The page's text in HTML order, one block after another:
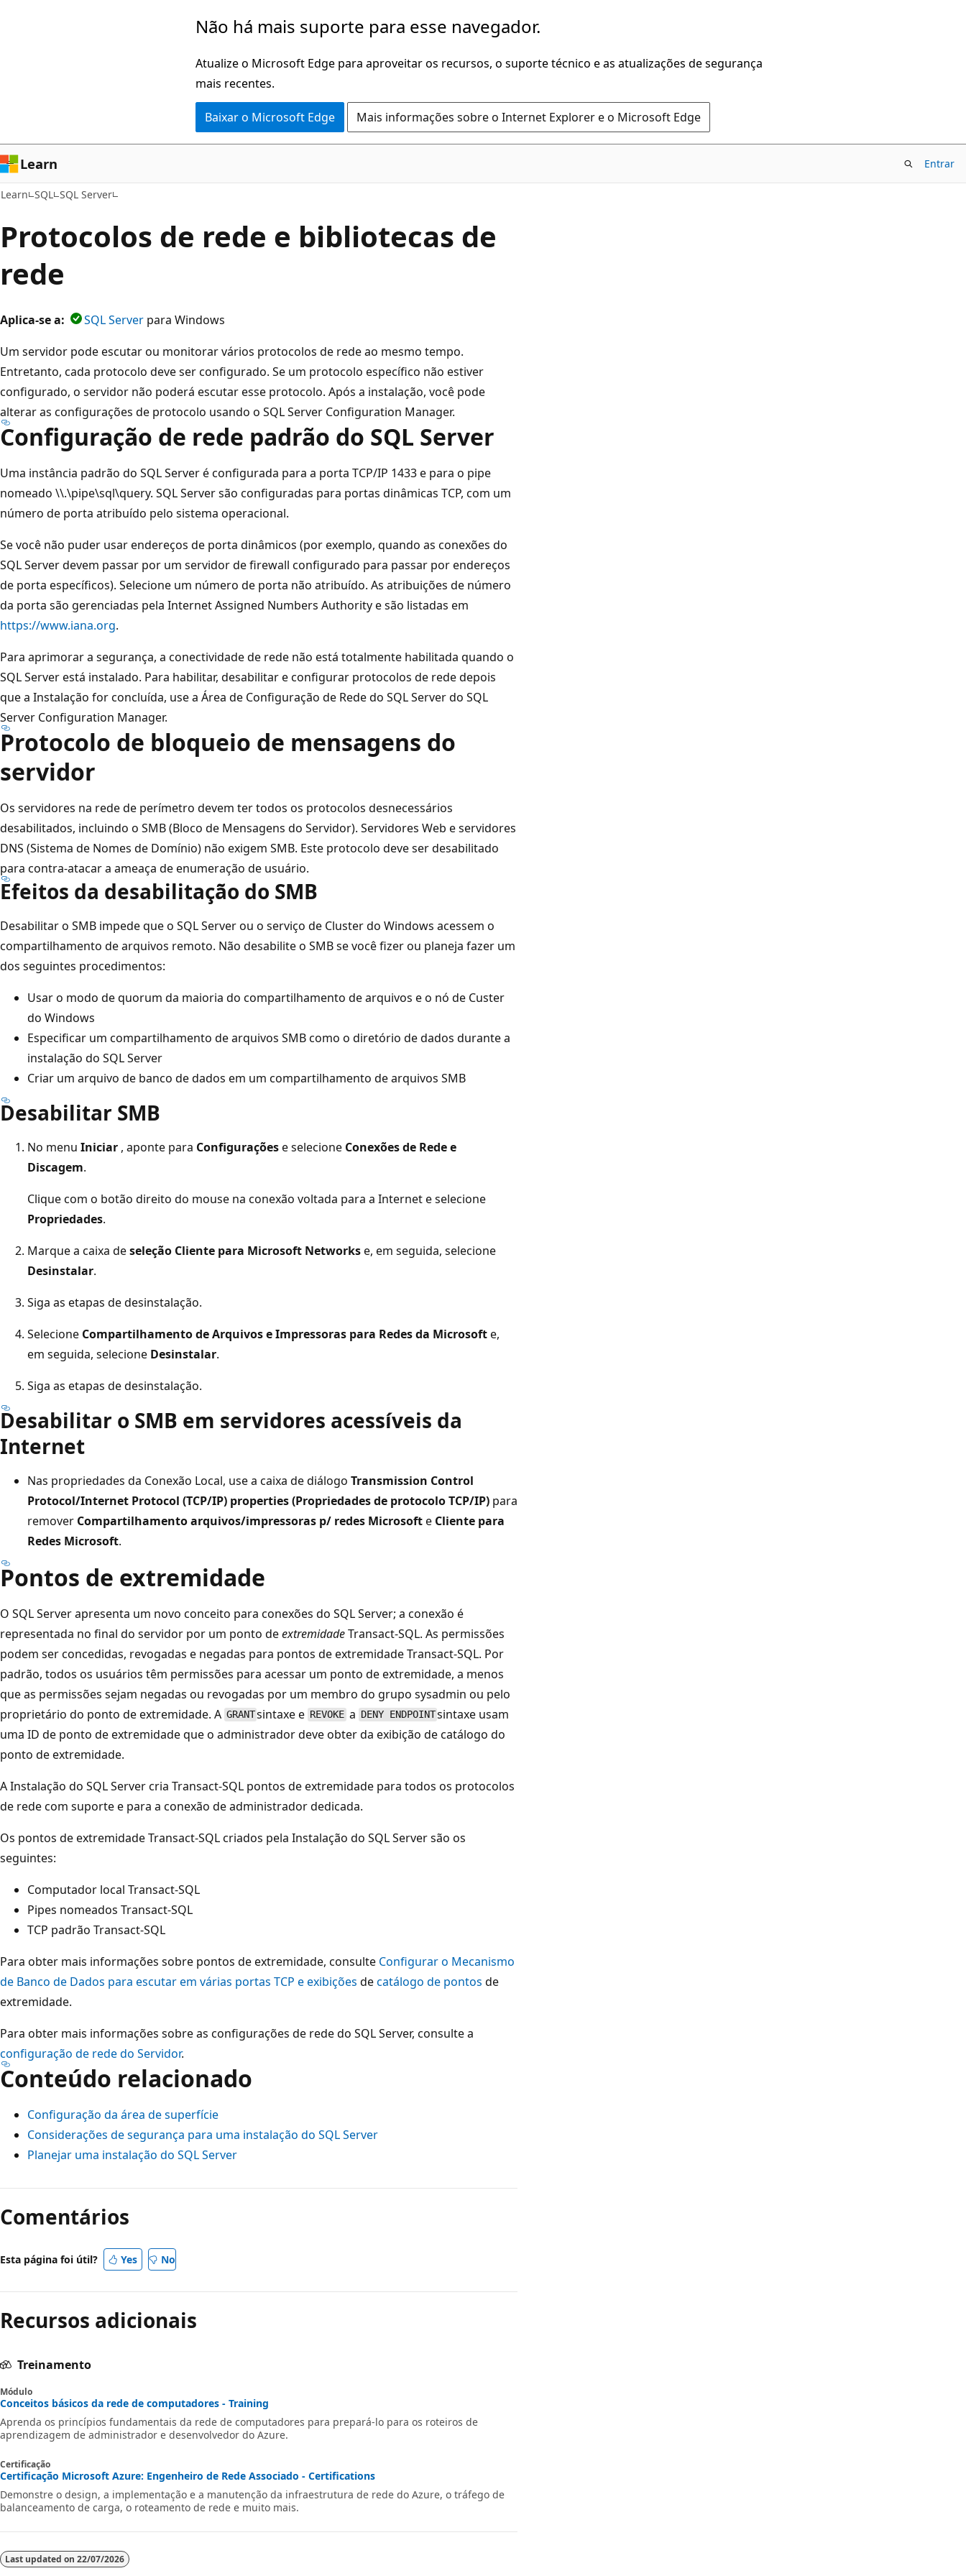
Não há mais suporte para esse navegador.
Atualize o Microsoft Edge para aproveitar os recursos, o suporte técnico e as atualizações de segurança
mais recentes.
Baixar o Microsoft Edge Mais informações sobre o Internet Explorer e o Microsoft Edge
Learn Entrar
Learn SQL SQL Server
Protocolos de rede e bibliotecas de
rede
Aplica-se a: SQL Server para Windows
Um servidor pode escutar ou monitorar vários protocolos de rede ao mesmo tempo.
Entretanto, cada protocolo deve ser configurado. Se um protocolo específico não estiver
configurado, o servidor não poderá escutar esse protocolo. Após a instalação, você pode
alterar as configurações de protocolo usando o SQL Server Configuration Manager.
Configuração de rede padrão do SQL Server
Uma instância padrão do SQL Server é configurada para a porta TCP/IP 1433 e para o pipe
nomeado \\.\pipe\sql\query. SQL Server são configuradas para portas dinâmicas TCP, com um
número de porta atribuído pelo sistema operacional.
Se você não puder usar endereços de porta dinâmicos (por exemplo, quando as conexões do
SQL Server devem passar por um servidor de firewall configurado para passar por endereços
de porta específicos). Selecione um número de porta não atribuído. As atribuições de número
da porta são gerenciadas pela Internet Assigned Numbers Authority e são listadas em
https://www.iana.org.
Para aprimorar a segurança, a conectividade de rede não está totalmente habilitada quando o
SQL Server está instalado. Para habilitar, desabilitar e configurar protocolos de rede depois
que a Instalação for concluída, use a Área de Configuração de Rede do SQL Server do SQL
Server Configuration Manager.
Protocolo de bloqueio de mensagens do
servidor
Os servidores na rede de perímetro devem ter todos os protocolos desnecessários
desabilitados, incluindo o SMB (Bloco de Mensagens do Servidor). Servidores Web e servidores
DNS (Sistema de Nomes de Domínio) não exigem SMB. Este protocolo deve ser desabilitado
para contra-atacar a ameaça de enumeração de usuário.
Efeitos da desabilitação do SMB
Desabilitar o SMB impede que o SQL Server ou o serviço de Cluster do Windows acessem o
compartilhamento de arquivos remoto. Não desabilite o SMB se você fizer ou planeja fazer um
dos seguintes procedimentos:
Usar o modo de quorum da maioria do compartilhamento de arquivos e o nó de Custer
do Windows
Especificar um compartilhamento de arquivos SMB como o diretório de dados durante a
instalação do SQL Server
Criar um arquivo de banco de dados em um compartilhamento de arquivos SMB
Desabilitar SMB
No menu Iniciar , aponte para Configuraçõese selecione Conexões de Rede e
Discagem.
Clique com o botão direito do mouse na conexão voltada para a Internet e selecione
Propriedades.
Marque a caixa deseleção Cliente para Microsoft Networkse, em seguida, selecione
Desinstalar.
Siga as etapas de desinstalação.
Selecione Compartilhamento de Arquivos e Impressoras para Redes da Microsofte,
em seguida, selecione Desinstalar.
Siga as etapas de desinstalação.
Desabilitar o SMB em servidores acessíveis da
Internet
Nas propriedades da Conexão Local, use a caixa de diálogo Transmission Control
Protocol/Internet Protocol (TCP/IP) properties (Propriedades de protocolo TCP/IP) para
remover Compartilhamento arquivos/impressoras p/ redes Microsofte Cliente para
Redes Microsoft.
Pontos de extremidade
O SQL Server apresenta um novo conceito para conexões do SQL Server; a conexão é
representada no final do servidor por um ponto deextremidadeTransact-SQL. As permissões
podem ser concedidas, revogadas e negadas para pontos de extremidade Transact-SQL. Por
padrão, todos os usuários têm permissões para acessar um ponto de extremidade, a menos
que as permissões sejam negadas ou revogadas por um membro do grupo sysadmin ou pelo
proprietário do ponto de extremidade. A GRANTsintaxe e REVOKE a DENY ENDPOINTsintaxe usam
uma ID de ponto de extremidade que o administrador deve obter da exibição de catálogo do
ponto de extremidade.
A Instalação do SQL Server cria Transact-SQL pontos de extremidade para todos os protocolos
de rede com suporte e para a conexão de administrador dedicada.
Os pontos de extremidade Transact-SQL criados pela Instalação do SQL Server são os
seguintes:
Computador local Transact-SQL
Pipes nomeados Transact-SQL
TCP padrão Transact-SQL
Para obter mais informações sobre pontos de extremidade, consulte Configurar o Mecanismo
de Banco de Dados para escutar em várias portas TCP e exibições decatálogo de pontos de
extremidade.
Para obter mais informações sobre as configurações de rede do SQL Server, consulte a
configuração de rede do Servidor.
Conteúdo relacionado
Configuração da área de superfície
Considerações de segurança para uma instalação do SQL Server
Planejar uma instalação do SQL Server
Comentários
Esta página foi útil? Yes No
Recursos adicionais
Treinamento
Módulo
Conceitos básicos da rede de computadores - Training
Aprenda os princípios fundamentais da rede de computadores para prepará-lo para os roteiros de
aprendizagem de administrador e desenvolvedor do Azure.
Certificação
Certificação Microsoft Azure: Engenheiro de Rede Associado - Certifications
Demonstre o design, a implementação e a manutenção da infraestrutura de rede do Azure, o tráfego de
balanceamento de carga, o roteamento de rede e muito mais.
Last updated on 22/07/2026